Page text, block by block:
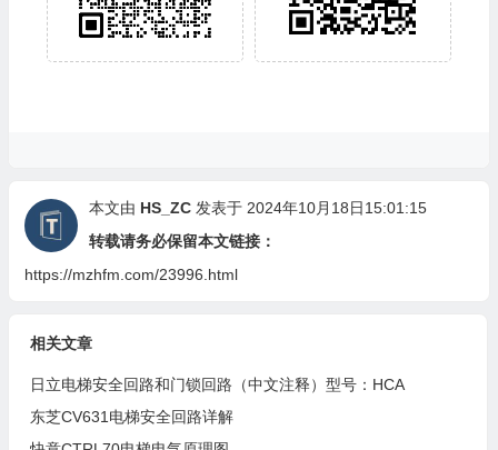
本文由 HS_ZC发表于 2024年10月18日15:01:15
转载请务必保留本文链接：
https://mzhfm.com/23996.html
相关文章
日立电梯安全回路和门锁回路（中文注释）型号：HCA
东芝CV631电梯安全回路详解